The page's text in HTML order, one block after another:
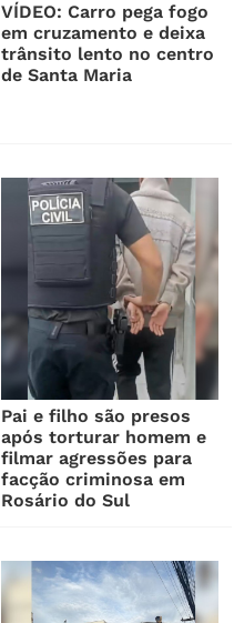
VÍDEO: Carro pega fogo
em cruzamento e deixa
trânsito lento no centro
de Santa Maria
Pai e filho são presos
após torturar homem e
filmar agressões para
facção criminosa em
Rosário do Sul